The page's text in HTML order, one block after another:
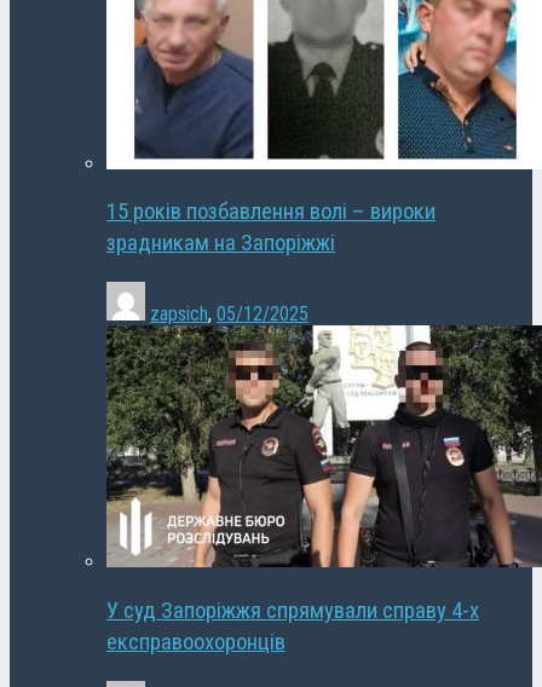
15 років позбавлення волі – вироки
зрадникам на Запоріжжі
zapsich, 05/12/2025
У суд Запоріжжя спрямували справу 4-х
експравоохоронців